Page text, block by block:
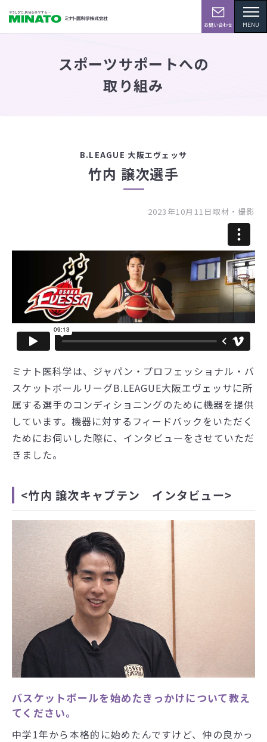
お問い合わせ MENU
スポーツサポートへの
取り組み
B.LEAGUE 大阪エヴェッサ
竹内 譲次選手
2023年10月11日取材・撮影
ミナト医科学は、ジャパン・プロフェッショナル・バ
スケットボールリーグB.LEAGUE大阪エヴェッサに所
属する選手のコンディショニングのために機器を提供
しています。機器に対するフィードバックをいただく
ためにお伺いした際に、インタビューをさせていただ
きました。
<竹内 譲次キャプテン インタビュー>
バスケットボールを始めたきっかけについて教え
てください。
中学1年から本格的に始めたんですけど、仲の良かっ